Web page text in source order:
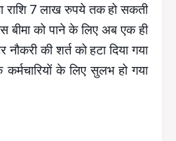
राशि 7 लाख रुपये तक हो सकती
बीमा को पाने के लिए अब एक ही
की शर्त को हटा दिया गया
के लिए सुलभ हो गया